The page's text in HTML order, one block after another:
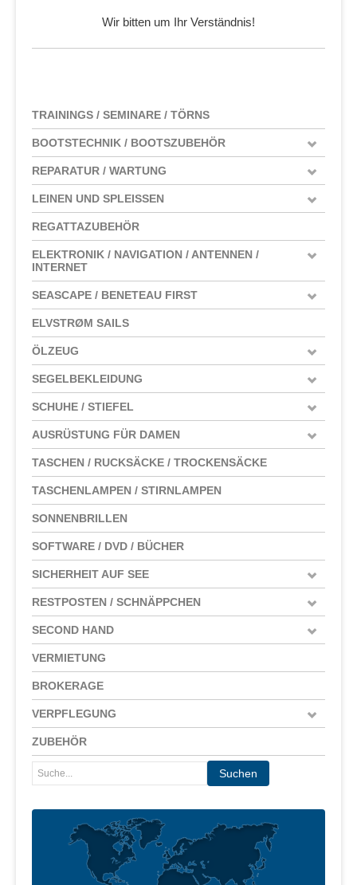
Wir bitten um Ihr Verständnis!
TRAININGS / SEMINARE / TÖRNS
BOOTSTECHNIK / BOOTSZUBEHÖR
REPARATUR / WARTUNG
LEINEN UND SPLEISSEN
REGATTAZUBEHÖR
ELEKTRONIK / NAVIGATION / ANTENNEN /
INTERNET
SEASCAPE / BENETEAU FIRST
ELVSTRØM SAILS
ÖLZEUG
SEGELBEKLEIDUNG
SCHUHE / STIEFEL
AUSRÜSTUNG FÜR DAMEN
TASCHEN / RUCKSÄCKE / TROCKENSÄCKE
TASCHENLAMPEN / STIRNLAMPEN
SONNENBRILLEN
SOFTWARE / DVD / BÜCHER
SICHERHEIT AUF SEE
RESTPOSTEN / SCHNÄPPCHEN
SECOND HAND
VERMIETUNG
BROKERAGE
VERPFLEGUNG
ZUBEHÖR